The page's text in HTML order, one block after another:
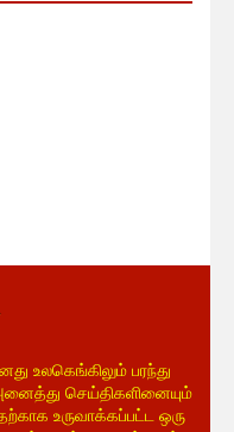
உலகெங்கிலும் பரந்து
செய்திகளினையும்
உருவாக்கப்பட்ட ஒரு